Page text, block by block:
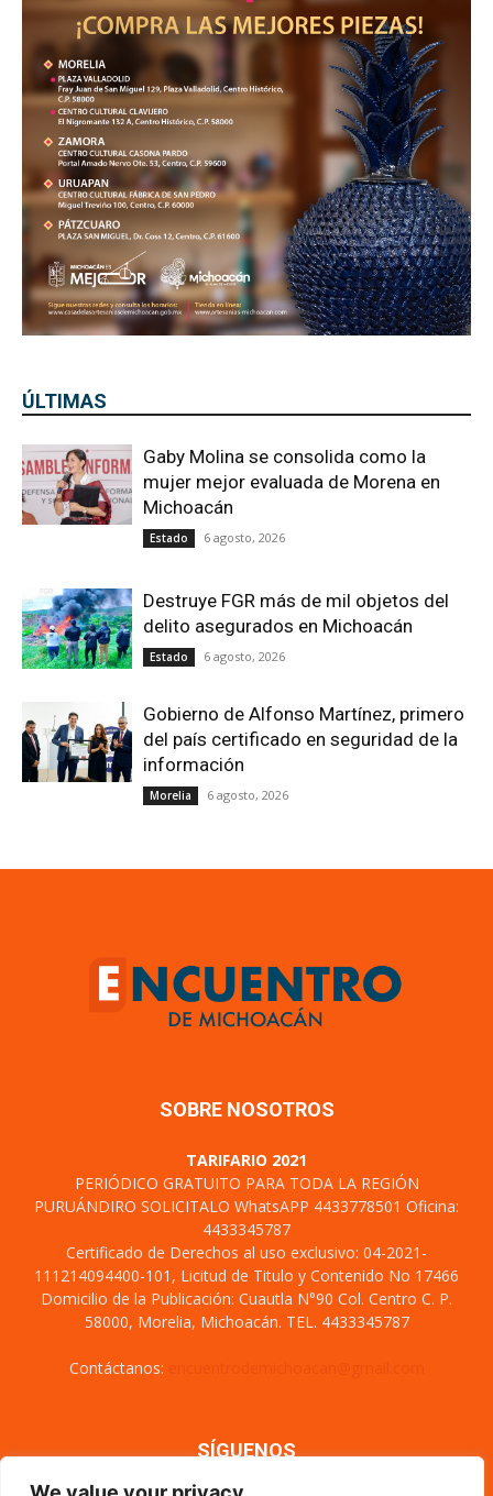
ÚLTIMAS
Gaby Molina se consolida como la
mujer mejor evaluada de Morena en
Michoacán
Estado 6 agosto, 2026
Destruye FGR más de mil objetos del
delito asegurados en Michoacán
Estado 6 agosto, 2026
Gobierno de Alfonso Martínez, primero
del país certificado en seguridad de la
información
Morelia 6 agosto, 2026
SOBRE NOSOTROS
TARIFARIO 2021
PERIÓDICO GRATUITO PARA TODA LA REGIÓN
PURUÁNDIRO SOLICITALO WhatsAPP 4433778501 Oficina:
4433345787
Certificado de Derechos al uso exclusivo: 04-2021-
111214094400-101, Licitud de Titulo y Contenido No 17466
Domicilio de la Publicación: Cuautla N°90 Col. Centro C. P.
58000, Morelia, Michoacán. TEL. 4433345787
Contáctanos:
SÍGUENOS